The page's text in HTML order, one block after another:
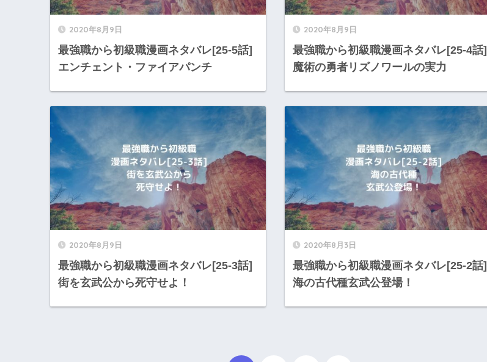
2020年8月9日
最強職から初級職漫画ネタバレ[25-5話]
エンチェント・ファイアパンチ
2020年8月9日
最強職から初級職漫画ネタバレ[25-4話]
魔術の勇者リズノワールの実力
2020年8月9日
最強職から初級職漫画ネタバレ[25-3話]
街を玄武公から死守せよ！
2020年8月3日
最強職から初級職漫画ネタバレ[25-2話]
海の古代種玄武公登場！